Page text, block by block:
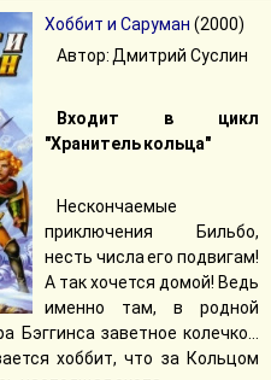
Хоббит и Саруман (2000)
Автор: Дмитрий Суслин
Входит в цикл
"Хранитель кольца"
Нескончаемые
приключения Бильбо,
несть числа его подвигам!
А так хочется домой! Ведь
именно там, в родной
Бэггинса заветное колечко…
хоббит, что за Кольцом